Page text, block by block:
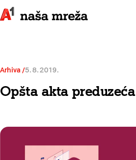
Arhiva 5. 8. 2019.
Opšta akta preduzeća